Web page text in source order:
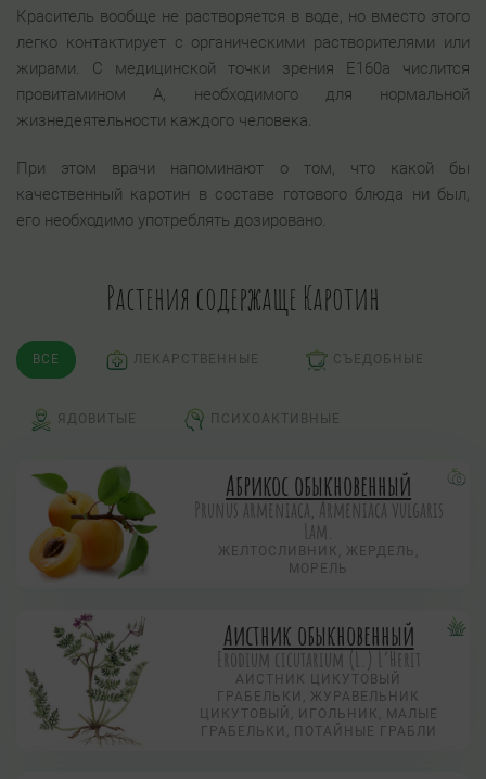
Краситель вообще не растворяется в воде, но вместо этого
легко контактирует с органическими растворителями или
жирами. С медицинской точки зрения Е160а числится
провитамином А, необходимого для нормальной
жизнедеятельности каждого человека.
При этом врачи напоминают о том, что какой бы
качественный каротин в составе готового блюда ни был,
его необходимо употреблять дозировано.
Растения содержаще Каротин
ВСЕ ЛЕКАРСТВЕННЫЕ СЪЕДОБНЫЕ
ЯДОВИТЫЕ ПСИХОАКТИВНЫЕ
Абрикос обыкновенный
Prunus armeniaca, Armeniaca vulgaris
Lam.
ЖЕЛТОСЛИВНИК, ЖЕРДЕЛЬ,
МОРЕЛЬ
Аистник обыкновенный
Erodium cicutarium (L.) L’Herit
АИСТНИК ЦИКУТОВЫЙ
ГРАБЕЛЬКИ, ЖУРАВЕЛЬНИК
ЦИКУТОВЫЙ, ИГОЛЬНИК, МАЛЫЕ
ГРАБЕЛЬКИ, ПОТАЙНЫЕ ГРАБЛИ